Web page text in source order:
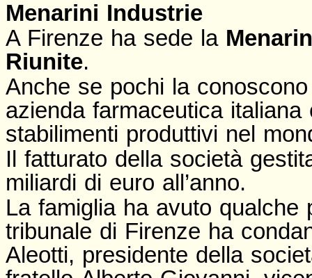
Menarini Industrie
A Firenze ha sede la
Riunite.
Anche se pochi la
azienda farmaceutica
stabilimenti produttivi nel
Il fatturato della società
miliardi di euro all’anno.
La famiglia ha avuto qualche
tribunale di Firenze ha
Aleotti, presidente della